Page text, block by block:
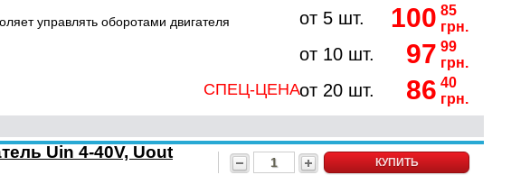
управлять оборотами двигателя
от 5 шт. 100 85
грн.
от 10 шт. 97 99
грн.
СПЕЦ-ЦЕНАот 20 шт. 86 40
грн.
Uin 4-40V, Uout
КУПИТЬ